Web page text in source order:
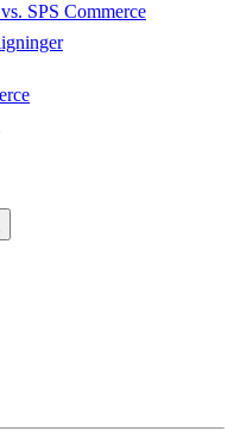
SPS Commerce